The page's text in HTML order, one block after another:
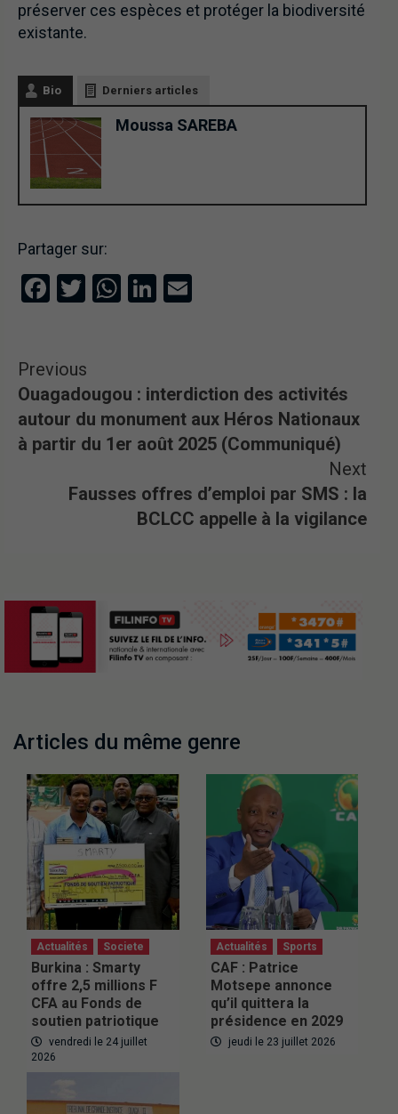
préserver ces espèces et protéger la biodiversité
existante.
Bio Derniers articles
Moussa SAREBA
Partager sur:
Facebook
Twitter
WhatsApp
LinkedIn
Previous
Ouagadougou : interdiction des activités
autour du monument aux Héros Nationaux
à partir du 1er août 2025 (Communiqué)
Next
Fausses offres d’emploi par SMS : la
BCLCC appelle à la vigilance
Articles du même genre
Actualités Societe
Burkina : Smarty
offre 2,5 millions F
CFA au Fonds de
soutien patriotique
vendredi le 24 juillet
2026
Actualités Sports
CAF : Patrice
Motsepe annonce
qu’il quittera la
présidence en 2029
jeudi le 23 juillet 2026